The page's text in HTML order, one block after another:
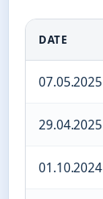
DATE
07.05.2025
29.04.2025
01.10.2024